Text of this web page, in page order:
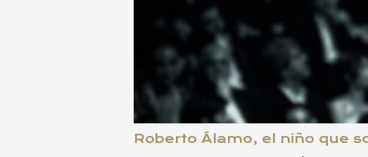
Roberto Álamo, el niño que